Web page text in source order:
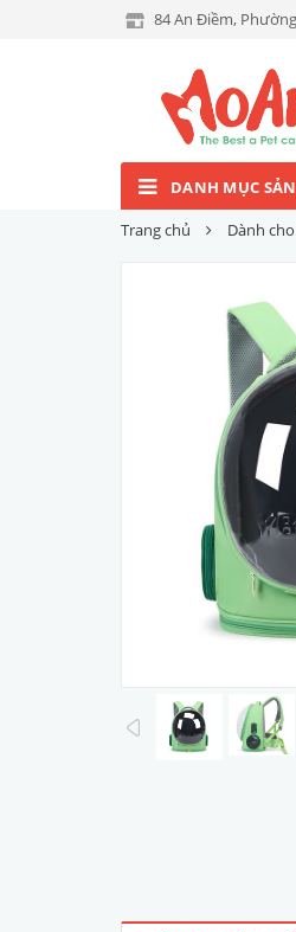
84 An Điềm,
DANH MỤC
Trang chủ Dành
prev